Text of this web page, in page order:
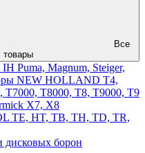
Все
товары
Puma, Magnum, Steiger,
NEW HOLLAND T4,
T7000, T8000, T8, T9000, T9
X7, X8
TE, HT, TB, TH, TD, TR,
дисковых борон